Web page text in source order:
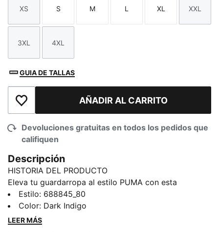
Talla
XS
Talla
S
Talla
M
Talla
L
Talla
XL
Talla
XXL
Talla
3XL
Talla
4XL
GUIA DE TALLAS
Añadir a la lista de deseosAÑADIR AL CARRITO
Devoluciones gratuitas en todos los pedidos que
califiquen
Descripción
HISTORIA DEL PRODUCTO
Eleva tu guardarropa al estilo PUMA con esta
camiseta 100 % algodón. Los detalles de marca PUMA
le dan un toque moderno a cualquier look y el ajuste
regular de esta camiseta la convierte en la opción
Estilo: 688845_80
Color: Dark Indigo
LEER MÁS